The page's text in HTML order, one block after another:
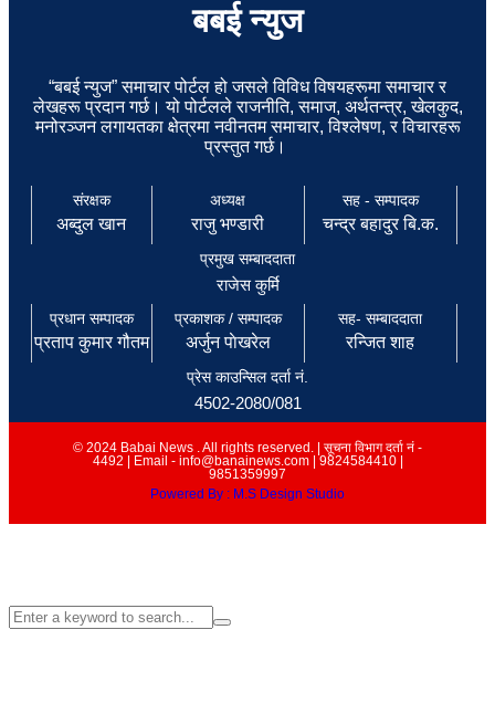
बबई न्युज
“बबई न्युज” समाचार पोर्टल हो जसले विविध विषयहरूमा समाचार र
लेखहरू प्रदान गर्छ। यो पोर्टलले राजनीति, समाज, अर्थतन्त्र, खेलकुद,
मनोरञ्जन लगायतका क्षेत्रमा नवीनतम समाचार, विश्लेषण, र विचारहरू
प्रस्तुत गर्छ।
संरक्षक
अब्दुल खान
अध्यक्ष
राजु भण्डारी
सह - सम्पादक
चन्द्र बहादुर बि.क.
प्रमुख सम्बाददाता
राजेस कुर्मि
प्रधान सम्पादक
प्रताप कुमार गौतम
प्रकाशक / सम्पादक
अर्जुन पाेखरेल
सह- सम्बाददाता
रन्जित शाह
प्रेस काउन्सिल दर्ता नं.
4502-2080/081
© 2024 Babai News . All rights reserved. | सूचना विभाग दर्ता नं -
4492 | Email - info@banainews.com | 9824584410 |
9851359997
Powered By : M.S Design Studio